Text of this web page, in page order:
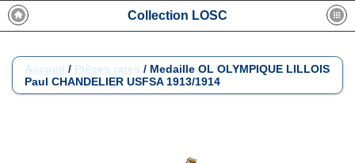
Collection LOSC
Accueil / Pièces rares / Medaille OL OLYMPIQUE LILLOIS
Paul CHANDELIER USFSA 1913/1914